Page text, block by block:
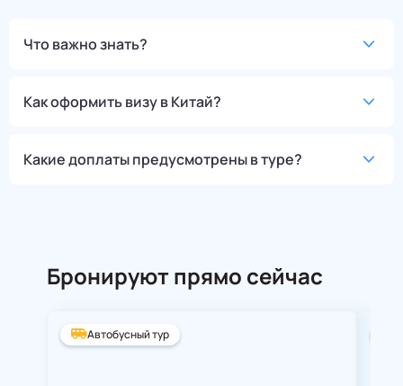
Что важно знать?
Как оформить визу в Китай?
Какие доплаты предусмотрены в туре?
Бронируют прямо сейчас
Автобусный тур